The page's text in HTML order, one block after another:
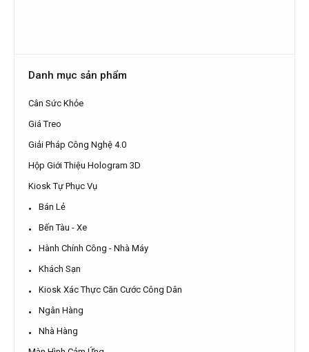
Danh mục sản phẩm
Cân Sức Khỏe
Giá Treo
Giải Pháp Công Nghệ 4.0
Hộp Giới Thiệu Hologram 3D
Kiosk Tự Phục Vụ
Bán Lẻ
Bến Tàu - Xe
Hành Chính Công - Nhà Máy
Khách Sạn
Kiosk Xác Thực Căn Cước Công Dân
Ngân Hàng
Nhà Hàng